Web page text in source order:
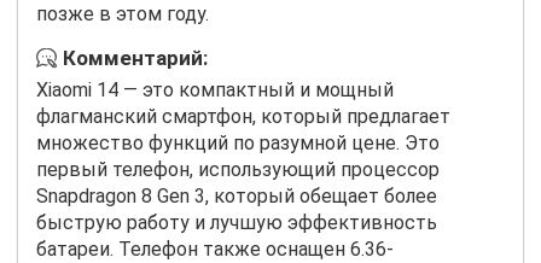
позже в этом году.
Комментарий:
Xiaomi 14 — это компактный и мощный
флагманский смартфон, который предлагает
множество функций по разумной цене. Это
первый телефон, использующий процессор
Snapdragon 8 Gen 3, который обещает более
быструю работу и лучшую эффективность
батареи. Телефон также оснащен 6.36-